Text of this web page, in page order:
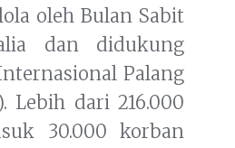
oleh Bulan Sabit
dan didukung
Palang
Lebih dari 216.000
30.000 korban